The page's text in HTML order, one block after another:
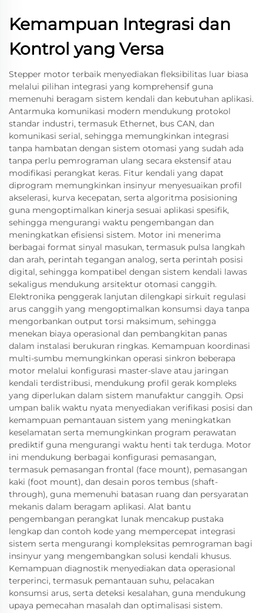
Kemampuan Integrasi dan
Kontrol yang Versa
Stepper motor terbaik menyediakan fleksibilitas luar biasa
melalui pilihan integrasi yang komprehensif guna
memenuhi beragam sistem kendali dan kebutuhan aplikasi.
Antarmuka komunikasi modern mendukung protokol
standar industri, termasuk Ethernet, bus CAN, dan
komunikasi serial, sehingga memungkinkan integrasi
tanpa hambatan dengan sistem otomasi yang sudah ada
tanpa perlu pemrograman ulang secara ekstensif atau
modifikasi perangkat keras. Fitur kendali yang dapat
diprogram memungkinkan insinyur menyesuaikan profil
akselerasi, kurva kecepatan, serta algoritma posisioning
guna mengoptimalkan kinerja sesuai aplikasi spesifik,
sehingga mengurangi waktu pengembangan dan
meningkatkan efisiensi sistem. Motor ini menerima
berbagai format sinyal masukan, termasuk pulsa langkah
dan arah, perintah tegangan analog, serta perintah posisi
digital, sehingga kompatibel dengan sistem kendali lawas
sekaligus mendukung arsitektur otomasi canggih.
Elektronika penggerak lanjutan dilengkapi sirkuit regulasi
arus canggih yang mengoptimalkan konsumsi daya tanpa
mengorbankan output torsi maksimum, sehingga
menekan biaya operasional dan pembangkitan panas
dalam instalasi berukuran ringkas. Kemampuan koordinasi
multi-sumbu memungkinkan operasi sinkron beberapa
motor melalui konfigurasi master-slave atau jaringan
kendali terdistribusi, mendukung profil gerak kompleks
yang diperlukan dalam sistem manufaktur canggih. Opsi
umpan balik waktu nyata menyediakan verifikasi posisi dan
kemampuan pemantauan sistem yang meningkatkan
keselamatan serta memungkinkan program perawatan
prediktif guna mengurangi waktu henti tak terduga. Motor
ini mendukung berbagai konfigurasi pemasangan,
termasuk pemasangan frontal (face mount), pemasangan
kaki (foot mount), dan desain poros tembus (shaft-
through), guna memenuhi batasan ruang dan persyaratan
mekanis dalam beragam aplikasi. Alat bantu
pengembangan perangkat lunak mencakup pustaka
lengkap dan contoh kode yang mempercepat integrasi
sistem serta mengurangi kompleksitas pemrograman bagi
insinyur yang mengembangkan solusi kendali khusus.
Kemampuan diagnostik menyediakan data operasional
terperinci, termasuk pemantauan suhu, pelacakan
konsumsi arus, serta deteksi kesalahan, guna mendukung
upaya pemecahan masalah dan optimalisasi sistem.